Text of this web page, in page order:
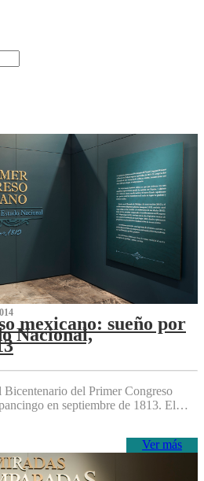
mexicano: sueño por
Nacional,
del Primer Congreso
en septiembre de 1813. El…
Ver más